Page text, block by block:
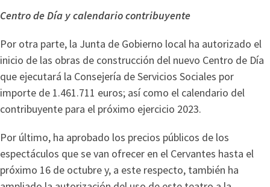
Centro de Día y calendario contribuyente
Por otra parte, la Junta de Gobierno local ha autorizado el
inicio de las obras de construcción del nuevo Centro de Día
que ejecutará la Consejería de Servicios Sociales por
importe de 1.461.711 euros; así como el calendario del
contribuyente para el próximo ejercicio 2023.
Por último, ha aprobado los precios públicos de los
espectáculos que se van ofrecer en el Cervantes hasta el
próximo 16 de octubre y, a este respecto, también ha